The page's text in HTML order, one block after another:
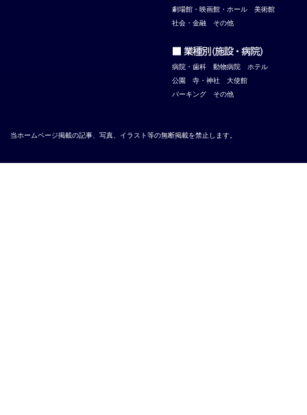
劇場館・映画館・ホール
美術館
社会・金融
その他
病院・歯科 動物病院
ホテル
公園
寺・神社
大使館
パーキング
その他
当ホームページ掲載の記事、写真、イラスト等の無断掲載を禁止します。